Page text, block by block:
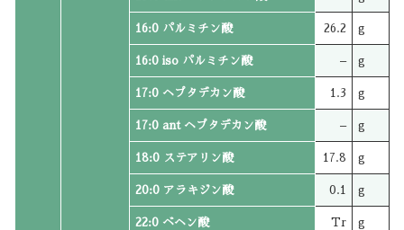
16:0 パルミチン酸 26.2 g
16:0 iso パルミチン酸 – g
17:0 ヘプタデカン酸 1.3 g
17:0 ant ヘプタデカン酸 – g
18:0 ステアリン酸 17.8 g
20:0 アラキジン酸 0.1 g
22:0 ベヘン酸 Tr g